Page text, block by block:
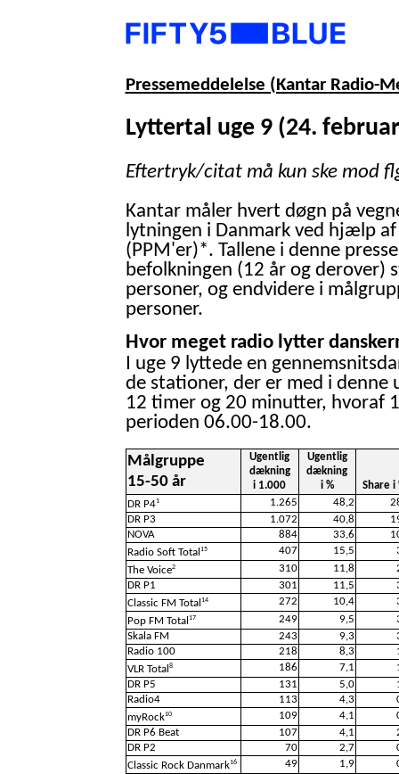
Pressemeddelelse (Kantar Radio-
Lyttertal uge 9 (24.
Eftertryk/citat må kun ske mod
Kantar måler hvert døgn på
lytningen i Danmark ved hjælp
(PPM'er)*. Tallene i denne
befolkningen (12 år og derover)
personer, og endvidere i
personer.
Hvor meget radio lytter
I uge 9 lyttede en
de stationer, der er med i denne
12 timer og 20 minutter, hvoraf
perioden 06.00-18.00.
Målgruppe
15-50 år
Ugentlig
dækning
i 1.000
Ugentlig
dækning
i %
Share i
DR P41 1.265 48,2
DR P3
1.072 40,8
NOVA
884 33,6
Radio Soft Total 15 407 15,5
The Voice2 310 11,8
DR P1
301 11,5
Classic FM Total 14 272 10,4
Pop FM Total 17 249 9,5
Skala FM
243 9,3
Radio 100
218 8,3
VLR Total 8 186 7,1
DR P5
131 5,0
Radio4
113 4,3
myRock10 109 4,1
DR P6 Beat
107 4,1
DR P2
70 2,7
Classic Rock Danmark16 49 1,9